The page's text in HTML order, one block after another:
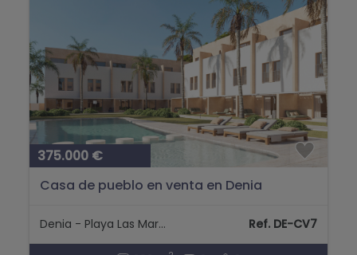
375.000 €
Casa de pueblo en venta en Denia
Denia - Playa Las Marinas Ref. DE-CV7